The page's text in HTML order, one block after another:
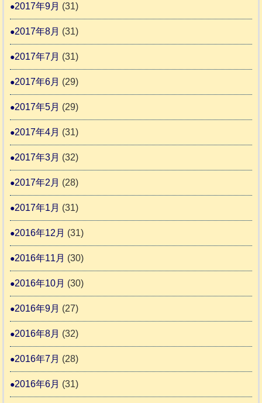
2017年9月 (31)
2017年8月 (31)
2017年7月 (31)
2017年6月 (29)
2017年5月 (29)
2017年4月 (31)
2017年3月 (32)
2017年2月 (28)
2017年1月 (31)
2016年12月 (31)
2016年11月 (30)
2016年10月 (30)
2016年9月 (27)
2016年8月 (32)
2016年7月 (28)
2016年6月 (31)